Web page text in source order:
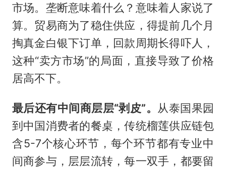
市场。垄断意味着什么？意味着人家说了
算。贸易商为了稳住供应，得提前几个月
掏真金白银下订单，回款周期长得吓人，
这种“卖方市场”的局面，直接导致了价格
居高不下。
最后还有中间商层层“剥皮”。
从泰国果园
到中国消费者的餐桌，传统榴莲供应链包
含5-7个核心环节，每个环节都有专业中
间商参与，层层流转，每一双手，都要留